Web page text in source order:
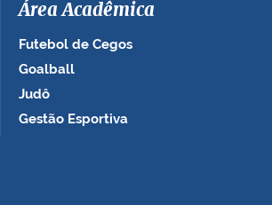
Área Acadêmica
Futebol de Cegos
Goalball
Judô
Gestão Esportiva